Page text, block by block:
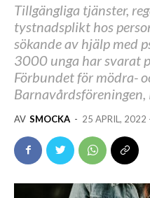
Tillgängliga tjänster,
tystnadsplikt hos
sökande av hjälp med
3000 unga har svarat
Förbundet för mödra-
Barnavårdsföreningen,
AV SMOCKA - 25 APRIL, 2022